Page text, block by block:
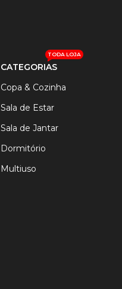
CATEGORIAS
TODA LOJA
Copa & Cozinha
Sala de Estar
Sala de Jantar
Dormitório
Multiuso